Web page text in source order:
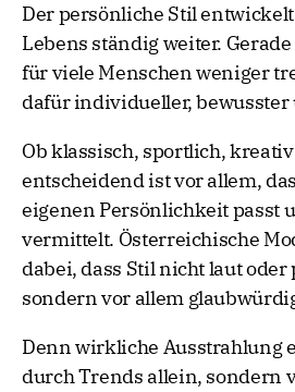
Der persönliche Stil
Lebens ständig weiter.
für viele Menschen weniger
dafür individueller, bewusster
Ob klassisch, sportlich,
entscheidend ist vor allem,
eigenen Persönlichkeit passt
vermittelt. Österreichische
dabei, dass Stil nicht laut
sondern vor allem
Denn wirkliche Ausstrahlung
durch Trends allein, sondern